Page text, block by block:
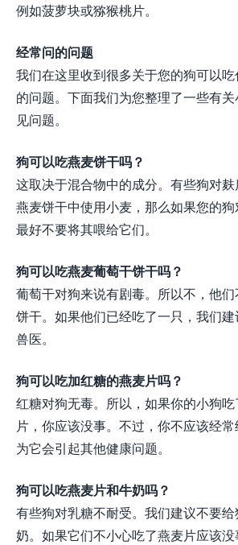
例如菠萝块或猕猴桃片。
经常问的问题
我们在这里收到很多关于您的狗可以
的问题。下面我们为您整理了一些有
见问题。
狗可以吃燕麦饼干吗？
这取决于混合物中的成分。有些狗对
燕麦饼干中使用小麦，那么如果您的
最好不要将其喂给它们。
狗可以吃燕麦葡萄干饼干吗？
葡萄干对狗来说有剧毒。所以不，他
饼干。如果他们已经吃了一只，我们
兽医。
狗可以吃加红糖的燕麦片吗？
红糖对狗无毒。所以，如果你的小狗
片，你应该没事。不过，你不应该经
为它会引起其他健康问题。
狗可以吃燕麦片和牛奶吗？
有些狗对乳糖不耐受。我们建议不要
奶。如果它们不小心吃了燕麦片应该没